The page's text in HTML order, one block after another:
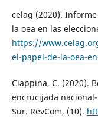
celag (2020).
la oea en las
https://
el-papel-de-la-oea-
Ciappina, C. (2020).
encrucijada
Sur. RevCom, (10).